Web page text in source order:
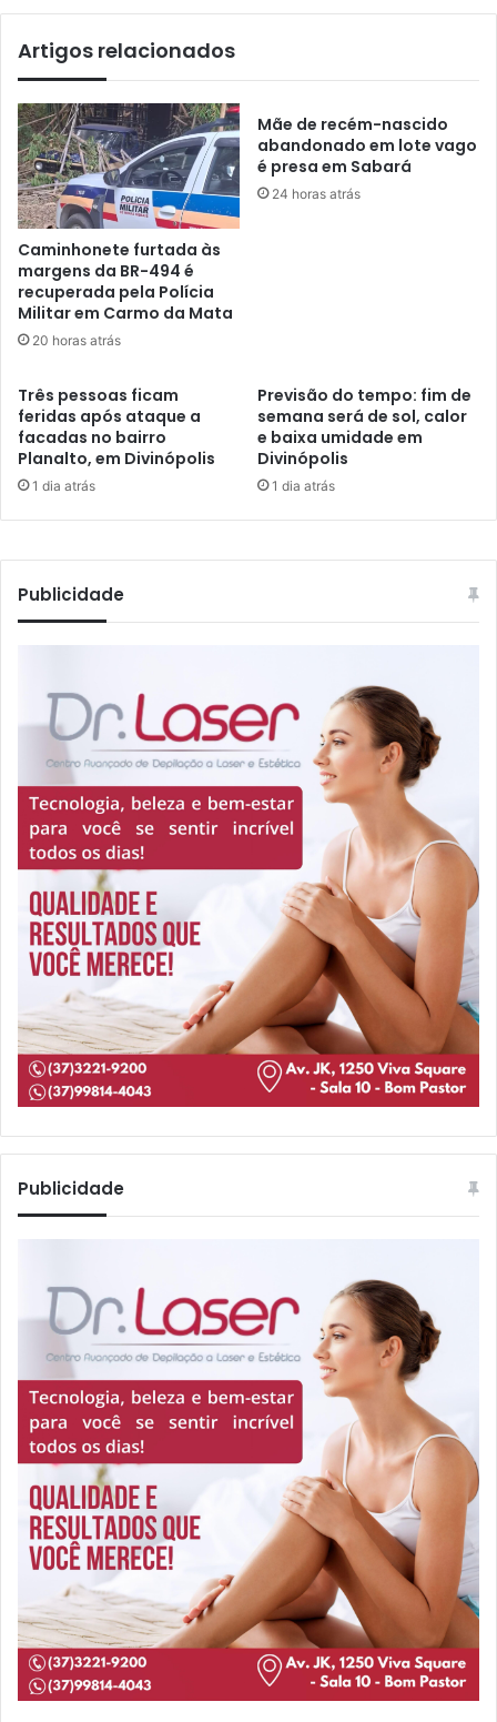
Artigos relacionados
Caminhonete furtada às
margens da BR-494 é
recuperada pela Polícia
Militar em Carmo da Mata
20 horas atrás
Mãe de recém-nascido
abandonado em lote vago
é presa em Sabará
24 horas atrás
Três pessoas ficam
feridas após ataque a
facadas no bairro
Planalto, em Divinópolis
1 dia atrás
Previsão do tempo: fim de
semana será de sol, calor
e baixa umidade em
Divinópolis
1 dia atrás
Publicidade
Publicidade